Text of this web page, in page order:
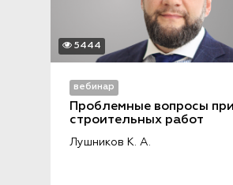
5444
вебинар
Проблемные вопросы
строительных работ
Лушников К. А.